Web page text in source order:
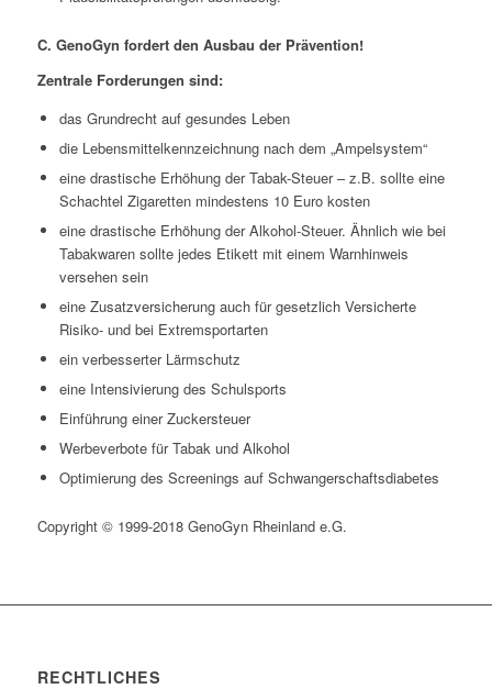
C. GenoGyn fordert den Ausbau der Prävention!
Zentrale Forderungen sind:
das Grundrecht auf gesundes Leben
die Lebensmittelkennzeichnung nach dem „Ampelsystem“
eine drastische Erhöhung der Tabak-Steuer – z.B. sollte eine
Schachtel Zigaretten mindestens 10 Euro kosten
eine drastische Erhöhung der Alkohol-Steuer. Ähnlich wie bei
Tabakwaren sollte jedes Etikett mit einem Warnhinweis
versehen sein
eine Zusatzversicherung auch für gesetzlich Versicherte
Risiko- und bei Extremsportarten
ein verbesserter Lärmschutz
eine Intensivierung des Schulsports
Einführung einer Zuckersteuer
Werbeverbote für Tabak und Alkohol
Optimierung des Screenings auf Schwangerschaftsdiabetes
Copyright © 1999-2018 GenoGyn Rheinland e.G.
RECHTLICHES